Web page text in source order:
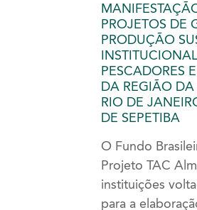
PROJETOS DE
PRODUÇÃO
PESCADORES
DA REGIÃO DA
RIO DE
DE SEPETIBA
O Fundo
Projeto TAC
instituições
para a